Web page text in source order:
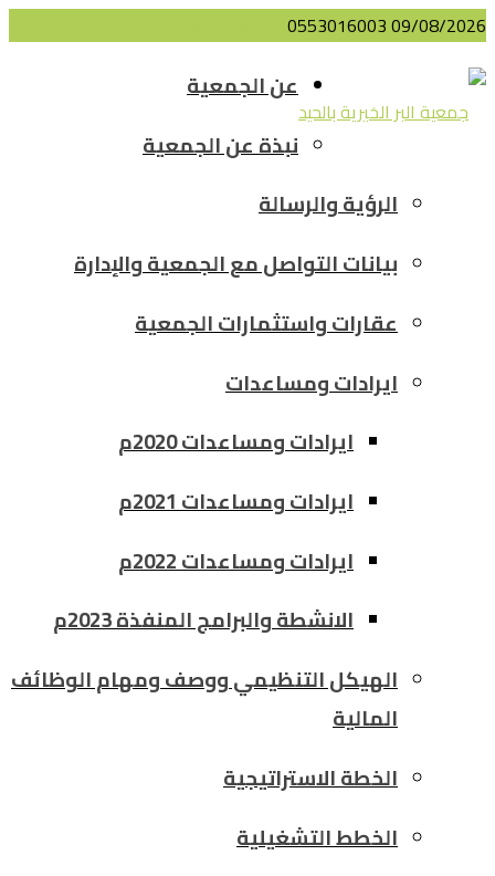
09/08/2026
0553016003
عن الجمعية
نبذة عن الجمعية
الرؤية والرسالة
بيانات التواصل مع الجمعية والإدارة
عقارات واستثمارات الجمعية
ايرادات ومساعدات
ايرادات ومساعدات 2020م
ايرادات ومساعدات 2021م
ايرادات ومساعدات 2022م
الانشطة والبرامج المنفذة 2023م
الهيكل التنظيمي ووصف ومهام الوظائف
المالية
الخطة الاستراتيجية
الخطط التشغيلية